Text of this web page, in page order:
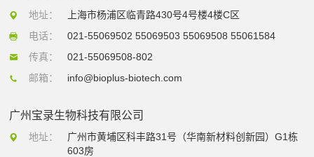
地址：
上海市杨浦区临青路430号4号楼4楼C区
电话：
021-55069502 55069503 55069508 55061584
传真：
021-55069508-802
邮箱：
info@bioplus-biotech.com
广州宝录生物科技有限公司
地址：
广州市黄埔区科丰路31号（华南新材料创新园）G1栋
603房